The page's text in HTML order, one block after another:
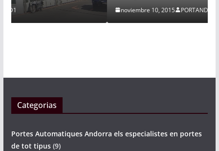
noviembre 10, 2015 PORTAND1
Categorias
Portes Automatiques Andorra els especialistes en portes
de tot tipus(9)